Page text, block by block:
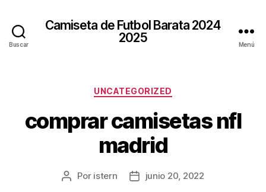
Buscar
Camiseta de Futbol Barata 2024
2025
Menú
Categorías
UNCATEGORIZED
comprar camisetas nfl
madrid
Autor
Por istern
Fechajunio 20, 2022